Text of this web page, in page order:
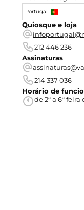
Portugal
Quiosque e loja
212 446 236
Assinaturas
214 337 036
Horário de
de 2ª a 6ª feira